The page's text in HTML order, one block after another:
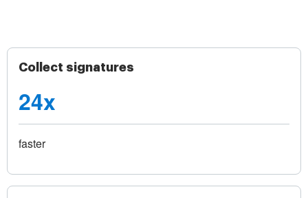
Collect signatures
24x
faster